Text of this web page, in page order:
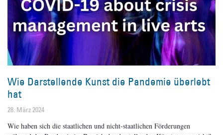
Wie Darstellende Kunst die Pandemie überlebt
hat
28. März 2024
Wie haben sich die staatlichen und nicht-staatlichen Förderungen